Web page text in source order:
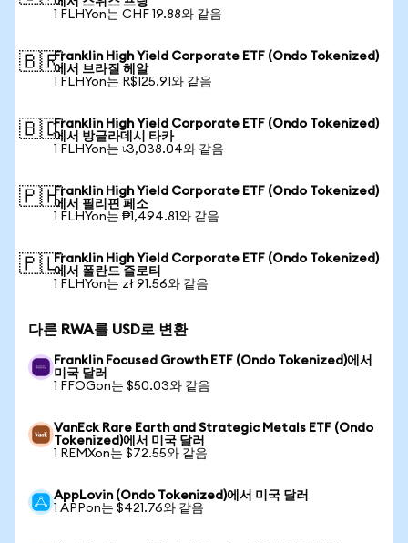
1 FLHYon는 CHF 19.88와 같음
🇧🇷Franklin High Yield Corporate ETF (Ondo Tokenized)
에서 브라질 헤알
1 FLHYon는 R$125.91와 같음
🇧🇩Franklin High Yield Corporate ETF (Ondo Tokenized)
에서 방글라데시 타카
1 FLHYon는 ৳3,038.04와 같음
🇵🇭Franklin High Yield Corporate ETF (Ondo Tokenized)
에서 필리핀 페소
1 FLHYon는 ₱1,494.81와 같음
🇵🇱Franklin High Yield Corporate ETF (Ondo Tokenized)
에서 폴란드 즐로티
1 FLHYon는 zł 91.56와 같음
다른 RWA를 USD로 변환
Franklin Focused Growth ETF (Ondo Tokenized)에서
미국 달러
1 FFOGon는 $50.03와 같음
VanEck Rare Earth and Strategic Metals ETF (Ondo
Tokenized)에서 미국 달러
1 REMXon는 $72.55와 같음
AppLovin (Ondo Tokenized)에서 미국 달러
1 APPon는 $421.76와 같음